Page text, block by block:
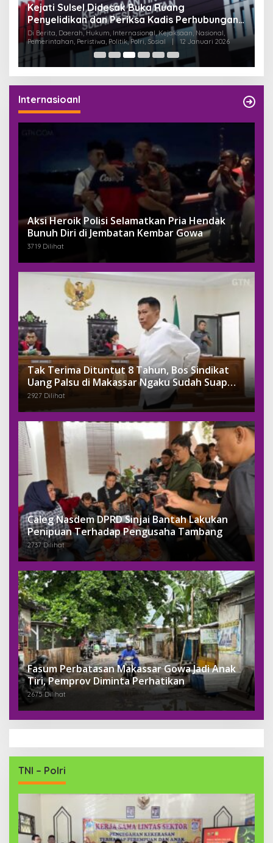
Pandawa Pattingalloang Kota Makassar
Audensi bersama Ketua DPRD, Nyatakan
Dukungan untuk Pemilu Raya RT/RW
Serentak 2025
Di Berita, Daerah, Internasional, Nasional, Pemerintahan, Peristiwa,
Politik, Sosial
24 November 2025
Internasioanl
Aksi Heroik Polisi Selamatkan Pria Hendak
Bunuh Diri di Jembatan Kembar Gowa
3719 Dilihat
Tak Terima Dituntut 8 Tahun, Bos Sindikat
Uang Palsu di Makassar Ngaku Sudah Suap
Jaksa Dengan Miliaran
2927 Dilihat
Caleg Nasdem DPRD Sinjai Bantah Lakukan
Penipuan Terhadap Pengusaha Tambang
2737 Dilihat
Fasum Perbatasan Makassar Gowa Jadi Anak
Tiri, Pemprov Diminta Perhatikan
2675 Dilihat
TNI – Polri